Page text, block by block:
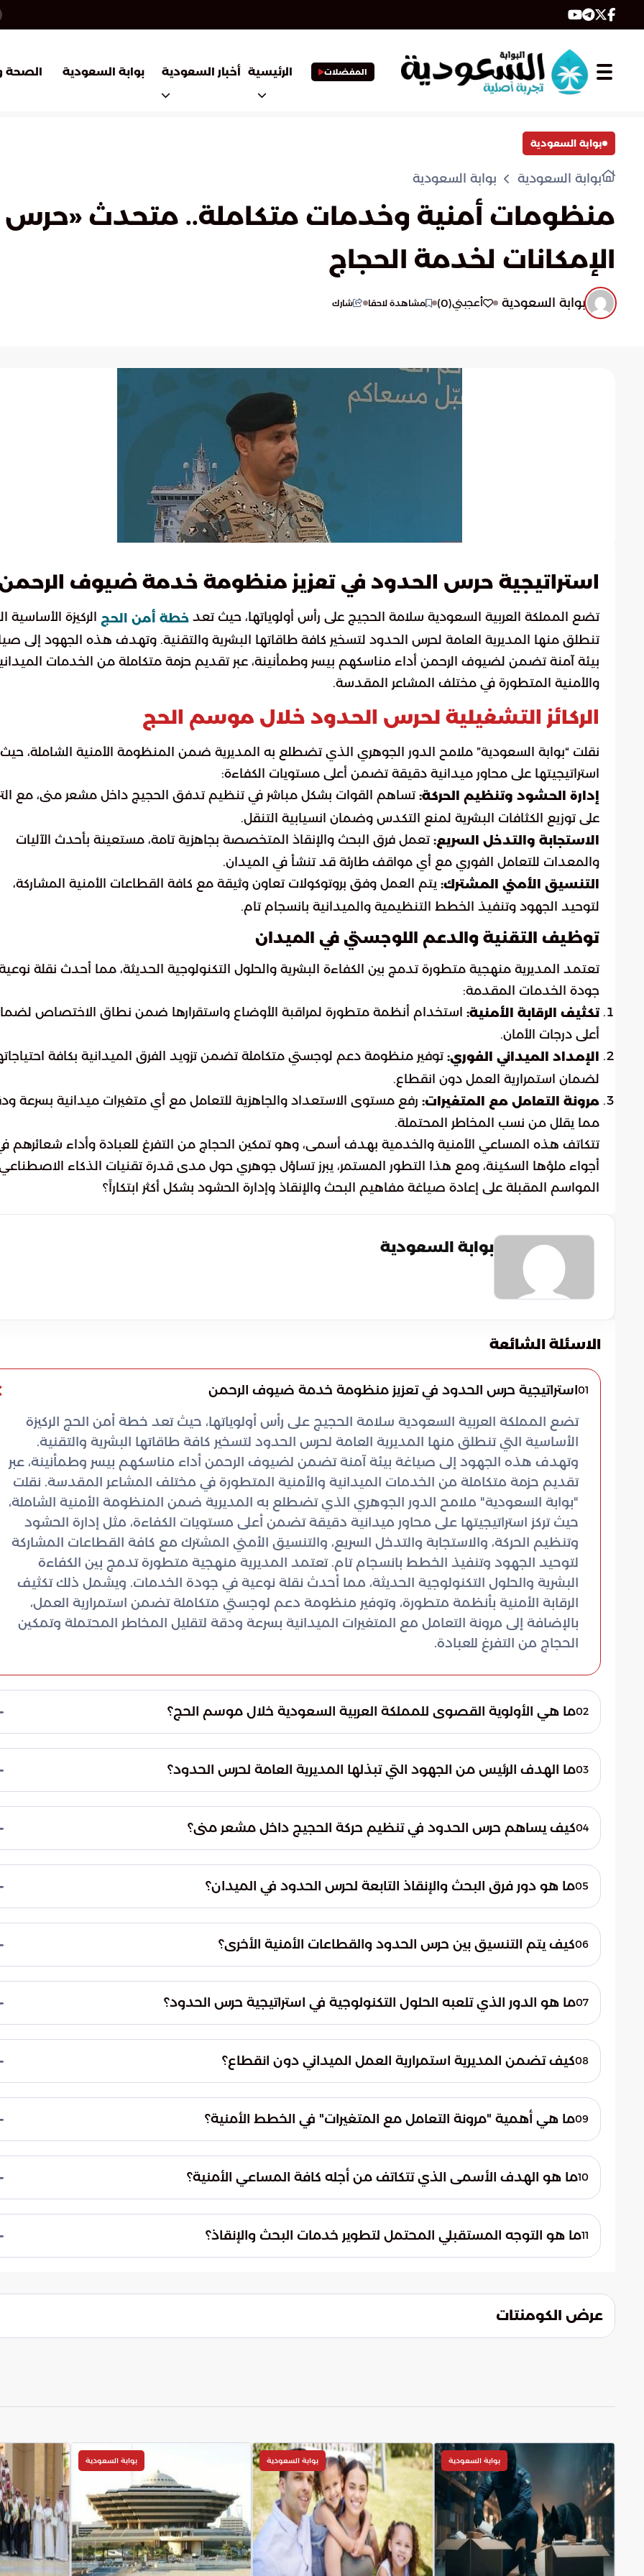
المفضلات الرئيسية أخبار السعودية بوابة السعودية الصحة
بوابة السعودية
بوابة السعودية بوابة السعودية
منظومات أمنية وخدمات متكاملة.. متحدث «حرس
الإمكانات لخدمة الحجاج
بوابة السعودية أعجبني(
0
) مشاهدة لاحقا شارك
استراتيجية حرس الحدود في تعزيز منظومة خدمة ضيوف
تضع المملكة العربية السعودية سلامة الحجيج على رأس أولوياتها، حيث تعد خطة أمن الحج الركيزة الأساسية
تنطلق منها المديرية العامة لحرس الحدود لتسخير كافة طاقاتها البشرية والتقنية. وتهدف هذه الجهود إلى
بيئة آمنة تضمن لضيوف الرحمن أداء مناسكهم بيسر وطمأنينة، عبر تقديم حزمة متكاملة من الخدمات
والأمنية المتطورة في مختلف المشاعر المقدسة.
الركائز التشغيلية لحرس الحدود خلال موسم الحج
نقلت “بوابة السعودية” ملامح الدور الجوهري الذي تضطلع به المديرية ضمن المنظومة الأمنية الشاملة، حيث
استراتيجيتها على محاور ميدانية دقيقة تضمن أعلى مستويات الكفاءة:
إدارة الحشود وتنظيم الحركة: تساهم القوات بشكل مباشر في تنظيم تدفق الحجيج داخل مشعر منى، مع
على توزيع الكثافات البشرية لمنع التكدس وضمان انسيابية التنقل.
الاستجابة والتدخل السريع: تعمل فرق البحث والإنقاذ المتخصصة بجاهزية تامة، مستعينة بأحدث الآليات
والمعدات للتعامل الفوري مع أي مواقف طارئة قد تنشأ في الميدان.
التنسيق الأمني المشترك: يتم العمل وفق بروتوكولات تعاون وثيقة مع كافة القطاعات الأمنية المشاركة،
لتوحيد الجهود وتنفيذ الخطط التنظيمية والميدانية بانسجام تام.
توظيف التقنية والدعم اللوجستي في الميدان
تعتمد المديرية منهجية متطورة تدمج بين الكفاءة البشرية والحلول التكنولوجية الحديثة، مما أحدث نقلة
جودة الخدمات المقدمة:
تكثيف الرقابة الأمنية: استخدام أنظمة متطورة لمراقبة الأوضاع واستقرارها ضمن نطاق الاختصاص
أعلى درجات الأمان.
الإمداد الميداني الفوري: توفير منظومة دعم لوجستي متكاملة تضمن تزويد الفرق الميدانية بكافة
لضمان استمرارية العمل دون انقطاع.
مرونة التعامل مع المتغيرات: رفع مستوى الاستعداد والجاهزية للتعامل مع أي متغيرات ميدانية بسرعة
مما يقلل من نسب المخاطر المحتملة.
تتكاتف هذه المساعي الأمنية والخدمية بهدف أسمى، وهو تمكين الحجاج من التفرغ للعبادة وأداء شعائرهم
أجواء ملؤها السكينة، ومع هذا التطور المستمر، يبرز تساؤل جوهري حول مدى قدرة تقنيات الذكاء
المواسم المقبلة على إعادة صياغة مفاهيم البحث والإنقاذ وإدارة الحشود بشكل أكثر ابتكاراً؟
بوابة السعودية
الاسئلة الشائعة
01استراتيجية حرس الحدود في تعزيز منظومة خدمة ضيوف الرحمن
تضع المملكة العربية السعودية سلامة الحجيج على رأس أولوياتها، حيث تعد خطة أمن الحج الركيزة
الأساسية التي تنطلق منها المديرية العامة لحرس الحدود لتسخير كافة طاقاتها البشرية والتقنية.
وتهدف هذه الجهود إلى صياغة بيئة آمنة تضمن لضيوف الرحمن أداء مناسكهم بيسر وطمأنينة، عبر
تقديم حزمة متكاملة من الخدمات الميدانية والأمنية المتطورة في مختلف المشاعر المقدسة. نقلت
"بوابة السعودية" ملامح الدور الجوهري الذي تضطلع به المديرية ضمن المنظومة الأمنية الشاملة،
حيث تركز استراتيجيتها على محاور ميدانية دقيقة تضمن أعلى مستويات الكفاءة، مثل إدارة الحشود
وتنظيم الحركة، والاستجابة والتدخل السريع، والتنسيق الأمني المشترك مع كافة القطاعات المشاركة
لتوحيد الجهود وتنفيذ الخطط بانسجام تام. تعتمد المديرية منهجية متطورة تدمج بين الكفاءة
البشرية والحلول التكنولوجية الحديثة، مما أحدث نقلة نوعية في جودة الخدمات. ويشمل ذلك تكثيف
الرقابة الأمنية بأنظمة متطورة، وتوفير منظومة دعم لوجستي متكاملة تضمن استمرارية العمل،
بالإضافة إلى مرونة التعامل مع المتغيرات الميدانية بسرعة ودقة لتقليل المخاطر المحتملة وتمكين
الحجاج من التفرغ للعبادة.
02ما هي الأولوية القصوى للمملكة العربية السعودية خلال موسم الحج؟
الحج السنوية. تهدف هذه الأولوية إلى تسخير جميع الإمكانيات البشرية والتقنية لضمان أداء المناسك
في بيئة آمنة تماماً.
03ما الهدف الرئيس من الجهود التي تبذلها المديرية العامة لحرس الحدود؟
وطمأنينة. يتم تحقيق ذلك من خلال تقديم خدمات ميدانية وأمنية متطورة ومتكاملة في كافة
المشاعر المقدسة التي يتواجد فيها الحجاج.
04كيف يساهم حرس الحدود في تنظيم حركة الحجيج داخل مشعر منى؟
ويركز دورها على توزيع الكثافات السكانية في المسارات المختلفة لمنع التكدس وضمان انسيابية التنقل
بين المواقع المختلفة داخل المشعر.
05ما هو دور فرق البحث والإنقاذ التابعة لحرس الحدود في الميدان؟
مواقف طارئة. وتستعين هذه الفرق بأحدث الآليات والمعدات التقنية المتطورة لضمان سرعة
الاستجابة وتقديم المساعدة اللازمة في الوقت المناسب.
06كيف يتم التنسيق بين حرس الحدود والقطاعات الأمنية الأخرى؟
القطاعات. يضمن هذا التنسيق تنفيذ الخطط التنظيمية والميدانية بانسجام تام، مما يعزز من كفاءة
المنظومة الأمنية الشاملة لخدمة ضيوف الرحمن.
07ما هو الدور الذي تلعبه الحلول التكنولوجية في استراتيجية حرس الحدود؟
لمتابعة الأوضاع الأمنية واستقرارها. أدى هذا التوظيف التقني إلى إحداث نقلة نوعية في جودة
الخدمات المقدمة ورفع مستوى الأمان في نطاق الاختصاص.
08كيف تضمن المديرية استمرارية العمل الميداني دون انقطاع؟
الميدانية. تهدف هذه المنظومة إلى تزويد القوات بكافة احتياجاتها الضرورية والفنية بشكل فوري،
مما يسمح باستمرار الأداء الميداني بأعلى كفاءة ممكنة.
09ما هي أهمية "مرونة التعامل مع المتغيرات" في الخطط الأمنية؟
بسرعة ودقة متناهية. تساهم هذه الجاهزية العالية في تقليل نسب المخاطر المحتملة وسرعة احتواء
المواقف قبل تفاقمها.
10ما هو الهدف الأسمى الذي تتكاتف من أجله كافة المساعي الأمنية؟
أجواء تملؤها السكينة والوقار. تسعى الدولة من خلال هذه الجهود إلى إزالة أي عوائق قد تؤثر على 11ما هو التوجه المستقبلي المحتمل لتطوير خدمات البحث والإنقاذ؟
المواسم القادمة لتعزيز سلامة ضيوف الرحمن.
عرض الكومنتات
بوابة السعودية بوابة السعودية بوابة السعودية